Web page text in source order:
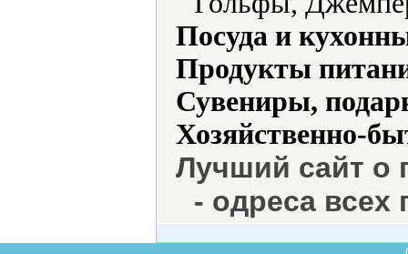
Посуда и
Продукты
Сувениры,
Хозяйственно-
Лучший сайт о
- одреса всех